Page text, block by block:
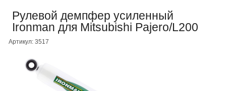
Рулевой демпфер усиленный
Ironman для Mitsubishi Pajero/L200
Артикул: 3517